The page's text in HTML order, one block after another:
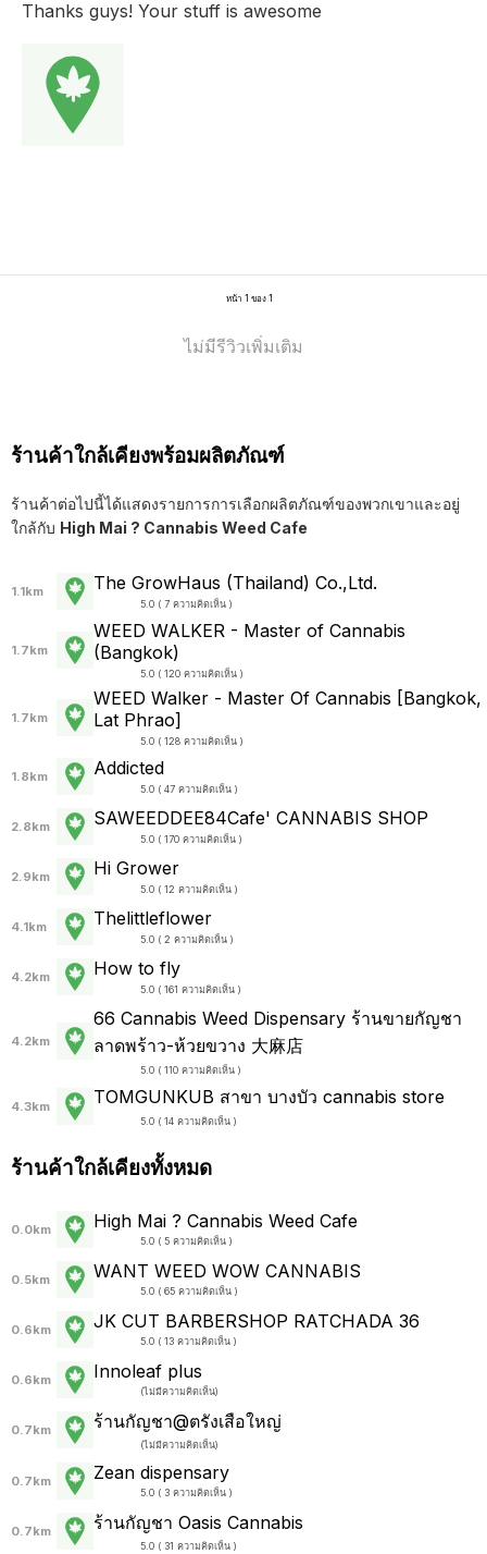
Thanks guys! Your stuff is awesome
หน้า 1 ของ 1
ไม่มีรีวิวเพิ่มเติม
ร้านค้าใกล้เคียงพร้อมผลิตภัณฑ์
ร้านค้าต่อไปนี้ได้แสดงรายการการเลือกผลิตภัณฑ์ของพวกเขาและอยู่
ใกล้กับ High Mai ? Cannabis Weed Cafe
1.1km The GrowHaus (Thailand) Co.,Ltd.
5.0 ( 7 ความคิดเห็น )
1.7km
WEED WALKER - Master of Cannabis
(Bangkok)
5.0 ( 120 ความคิดเห็น )
1.7km
WEED Walker - Master Of Cannabis [Bangkok,
Lat Phrao]
5.0 ( 128 ความคิดเห็น )
1.8km Addicted
5.0 ( 47 ความคิดเห็น )
2.8km SAWEEDDEE84Cafe' CANNABIS SHOP
5.0 ( 170 ความคิดเห็น )
2.9km Hi Grower
5.0 ( 12 ความคิดเห็น )
4.1km Thelittleflower
5.0 ( 2 ความคิดเห็น )
4.2km How to fly
5.0 ( 161 ความคิดเห็น )
4.2km
66 Cannabis Weed Dispensary ร้านขายกัญชา
ลาดพร้าว-ห้วยขวาง 大麻店
5.0 ( 110 ความคิดเห็น )
4.3km TOMGUNKUB สาขา บางบัว cannabis store
5.0 ( 14 ความคิดเห็น )
ร้านค้าใกล้เคียงทั้งหมด
0.0km High Mai ? Cannabis Weed Cafe
5.0 ( 5 ความคิดเห็น )
0.5km WANT WEED WOW CANNABIS
5.0 ( 65 ความคิดเห็น )
0.6km JK CUT BARBERSHOP RATCHADA 36
5.0 ( 13 ความคิดเห็น )
0.6km Innoleaf plus
(ไม่มีความคิดเห็น)
0.7km ร้านกัญชา@ตรังเสือใหญ่
(ไม่มีความคิดเห็น)
0.7km Zean dispensary
5.0 ( 3 ความคิดเห็น )
0.7km ร้านกัญชา Oasis Cannabis
5.0 ( 31 ความคิดเห็น )